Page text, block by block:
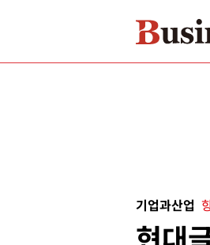
기업과산업